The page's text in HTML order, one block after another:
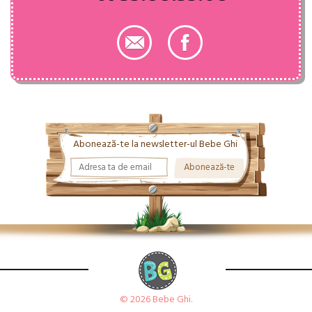
Abonează-te la newsletter-ul Bebe Ghi
© 2026 Bebe Ghi.